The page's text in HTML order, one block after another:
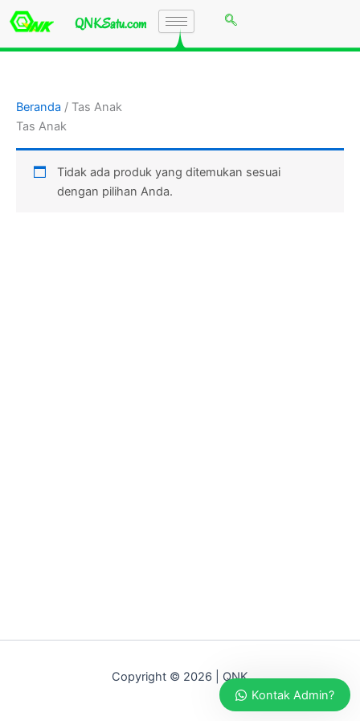
Lewati
ke
konten
QNKSatu.com
Beranda / Tas Anak
Tas Anak
Tidak ada produk yang ditemukan sesuai
dengan pilihan Anda.
Copyright © 2026 | QNK
Kontak Admin?